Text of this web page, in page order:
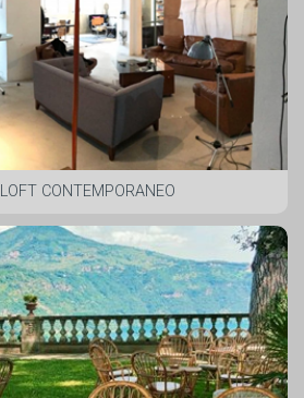
LOFT CONTEMPORANEO